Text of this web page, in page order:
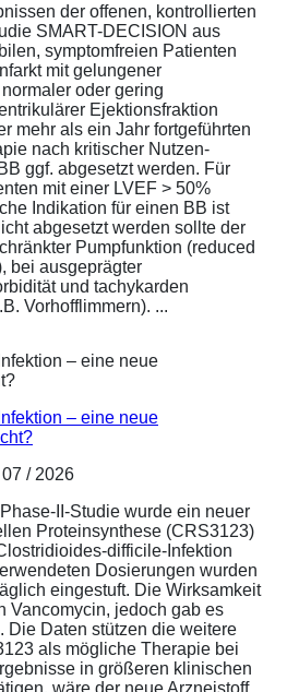
der offenen, kontrollierten
SMART-DECISION aus
symptomfreien Patienten
mit gelungener
oder gering
Ejektionsfraktion
mehr als ein Jahr fortgeführten
nach kritischer Nutzen-
ggf. abgesetzt werden. Für
mit einer LVEF > 50%
Indikation für einen BB ist
abgesetzt werden sollte der
Pumpfunktion (reduced
bei ausgeprägter
und tachykarden
Vorhofflimmern). ...
– eine neue
/ 2026
II-Studie wurde ein neuer
Proteinsynthese (CRS3123)
difficile-Infektion
Dosierungen wurden
eingestuft. Die Wirksamkeit
Vancomycin, jedoch gab es
Die Daten stützen die weitere
als mögliche Therapie bei
in größeren klinischen
wäre der neue Arzneistoff